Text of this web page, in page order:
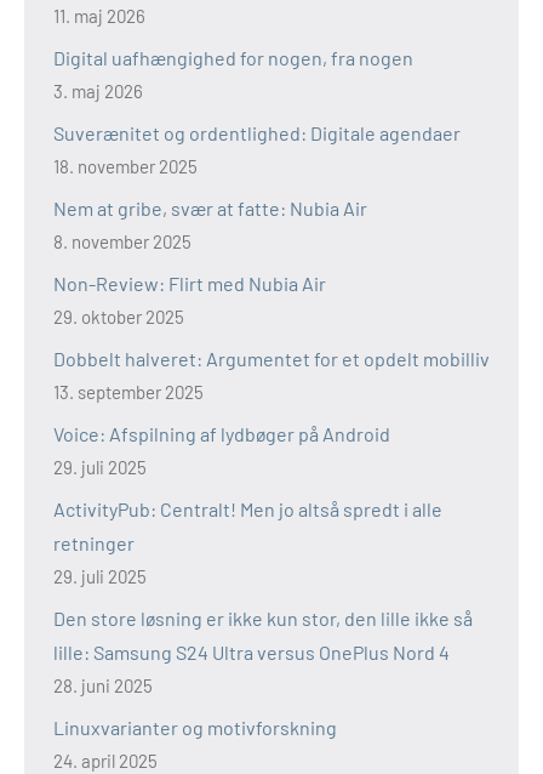
11. maj 2026
Digital uafhængighed for nogen, fra nogen
3. maj 2026
Suverænitet og ordentlighed: Digitale agendaer
18. november 2025
Nem at gribe, svær at fatte: Nubia Air
8. november 2025
Non-Review: Flirt med Nubia Air
29. oktober 2025
Dobbelt halveret: Argumentet for et opdelt mobilliv
13. september 2025
Voice: Afspilning af lydbøger på Android
29. juli 2025
ActivityPub: Centralt! Men jo altså spredt i alle
retninger
29. juli 2025
Den store løsning er ikke kun stor, den lille ikke så
lille: Samsung S24 Ultra versus OnePlus Nord 4
28. juni 2025
Linuxvarianter og motivforskning
24. april 2025